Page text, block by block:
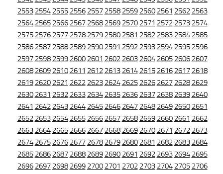
2553 2554 2555 2556 2557 2558 2559 2560 2561 2562 2563
2564 2565 2566 2567 2568 2569 2570 2571 2572 2573 2574
2575 2576 2577 2578 2579 2580 2581 2582 2583 2584 2585
2586 2587 2588 2589 2590 2591 2592 2593 2594 2595 2596
2597 2598 2599 2600 2601 2602 2603 2604 2605 2606 2607
2608 2609 2610 2611 2612 2613 2614 2615 2616 2617 2618
2619 2620 2621 2622 2623 2624 2625 2626 2627 2628 2629
2630 2631 2632 2633 2634 2635 2636 2637 2638 2639 2640
2641 2642 2643 2644 2645 2646 2647 2648 2649 2650 2651
2652 2653 2654 2655 2656 2657 2658 2659 2660 2661 2662
2663 2664 2665 2666 2667 2668 2669 2670 2671 2672 2673
2674 2675 2676 2677 2678 2679 2680 2681 2682 2683 2684
2685 2686 2687 2688 2689 2690 2691 2692 2693 2694 2695
2696 2697 2698 2699 2700 2701 2702 2703 2704 2705 2706